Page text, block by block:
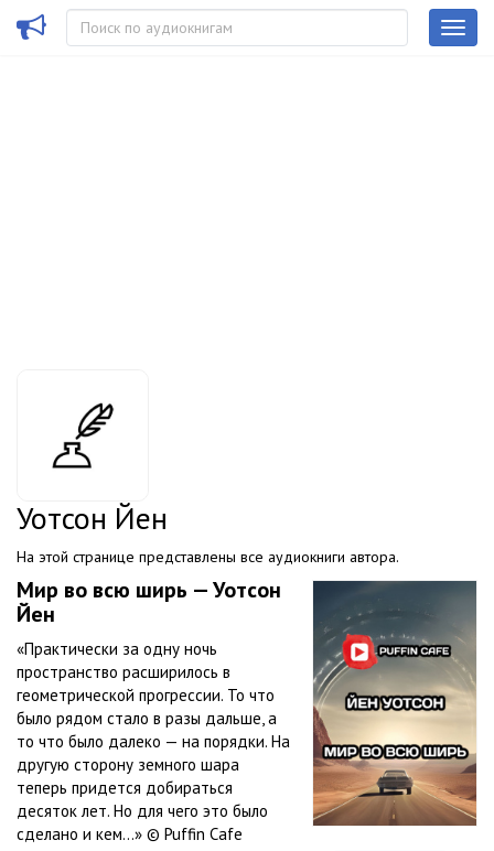
Уотсон Йен
На этой странице представлены все аудиокниги автора.
Мир во всю ширь — Уотсон
Йен
«Практически за одну ночь
пространство расширилось в
геометрической прогрессии. То что
было рядом стало в разы дальше, а
то что было далеко — на порядки. На
другую сторону земного шара
теперь придется добираться
десяток лет. Но для чего это было
сделано и кем...» © Puffin Cafe